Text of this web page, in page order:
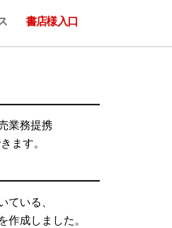
書店様入口
業務提携
ます。
ている、
作成しました。